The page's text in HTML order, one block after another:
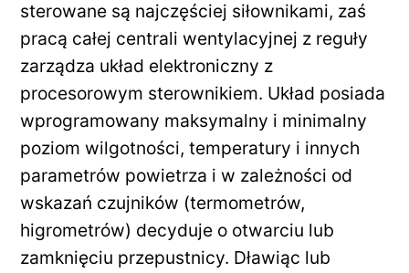
sterowane są najczęściej siłownikami, zaś
pracą całej centrali wentylacyjnej z reguły
zarządza układ elektroniczny z
procesorowym sterownikiem. Układ posiada
wprogramowany maksymalny i minimalny
poziom wilgotności, temperatury i innych
parametrów powietrza i w zależności od
wskazań czujników (termometrów,
higrometrów) decyduje o otwarciu lub
zamknięciu przepustnicy. Dławiąc lub